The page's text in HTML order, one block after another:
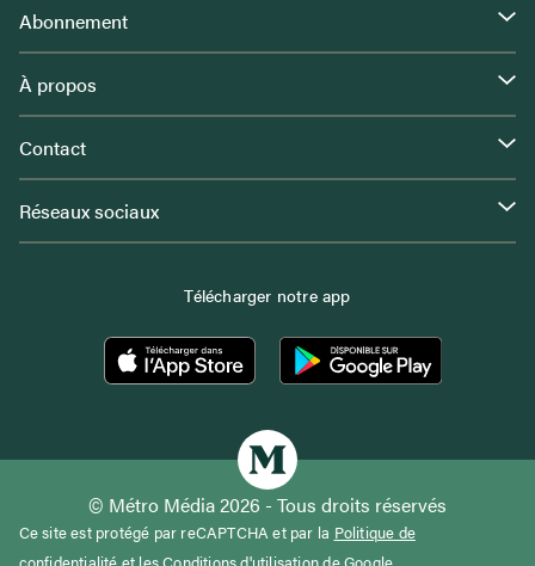
Abonnement
À propos
Contact
Réseaux sociaux
Télécharger notre app
© Métro Média 2026 - Tous droits réservés
Ce site est protégé par reCAPTCHA et par la Politique de